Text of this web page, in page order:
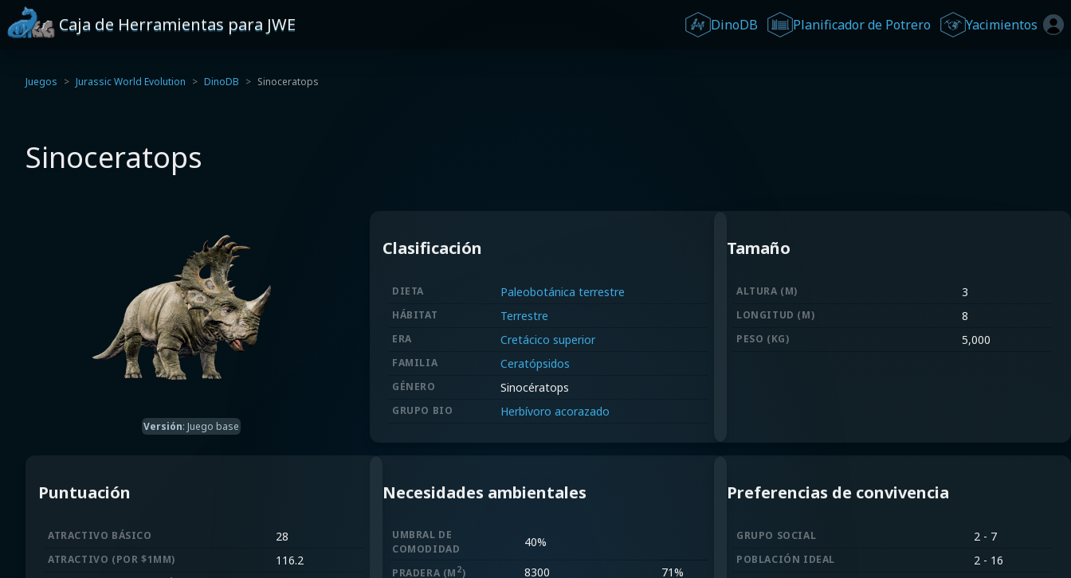
Caja de Herramientas para JWE DinoDB Planificador de Potrero Yacimientos
Juegos Jurassic World Evolution DinoDB Sinoceratops
Sinoceratops
Versión: Juego base
Clasificación
DIETA Paleobotánica terrestre
HÁBITAT Terrestre
ERA Cretácico superior
FAMILIA Ceratópsidos
GÉNERO Sinocératops
GRUPO BIO Herbívoro acorazado
Tamaño
ALTURA (M) 3
LONGITUD (M) 8
PESO (KG) 5,000
Puntuación
ATRACTIVO BÁSICO 28
ATRACTIVO (POR $1MM) 116.2
Necesidades ambientales
UMBRAL DE
COMODIDAD
40%
PRADERA (M 2) 8300 71%
Preferencias de convivencia
GRUPO SOCIAL 2 - 7
POBLACIÓN IDEAL 2 - 16